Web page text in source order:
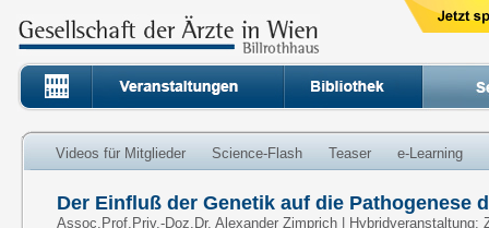
Videos für Mitglieder Science-Flash Teaser e-Learning
Der Einfluß der Genetik auf die Pathogenese
Assoc.Prof.Priv.-Doz.Dr. Alexander Zimprich | Hybridveranstaltung: